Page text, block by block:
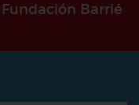
Barrié